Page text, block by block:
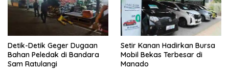
Detik-Detik Geger Dugaan
Bahan Peledak di Bandara
Sam Ratulangi
Setir Kanan Hadirkan Bursa
Mobil Bekas Terbesar di
Manado